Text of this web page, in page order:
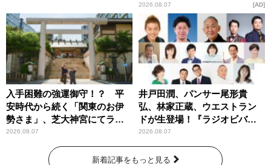
2026.08.07 AD
入手困難の強運御守！？ 平
安時代から続く「関東のお伊
勢さま」、芝大神宮にてラン
パンプスが合格祈願！
2026.08.07
井戸田潤、パンサー尾形貴
弘、林家正蔵、ウエストラン
ドが生登場！『ラジオビバリ
ー昼ズ』
2026.08.07
新着記事をもっと見る